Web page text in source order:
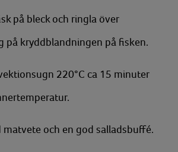
på bleck och ringla över
på kryddblandningen på fisken.
220°C ca 15 minuter
matvete och en god salladsbuffé.